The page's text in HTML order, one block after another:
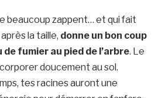
beaucoup zappent… et qui fait
la taille, donne un bon coup
fumier au pied de l’arbre. Le
doucement au sol.
tes racines auront une